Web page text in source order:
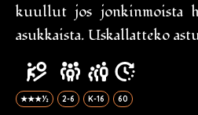
kuullut jos jonkinmoista
asukkaista. Uskallatteko
★★★½ 2-6 K-16 60